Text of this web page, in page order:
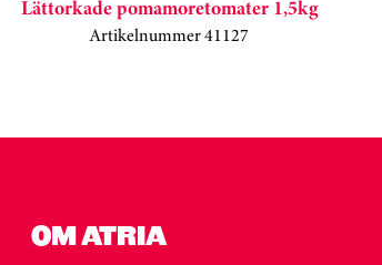
Lättorkade pomamoretomater 1,5kg
Artikelnummer 41127
OM ATRIA